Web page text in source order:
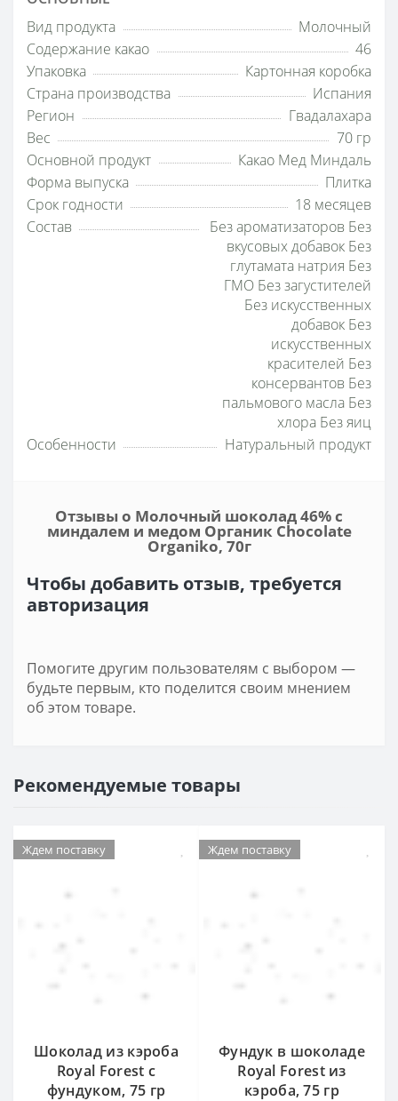
Вид продукта
Молочный
Содержание какао
46
Упаковка
Картонная коробка
Страна производства
Испания
Регион
Гвадалахара
Вес
70 гр
Основной продукт
Какао Мед Миндаль
Форма выпуска
Плитка
Срок годности
18 месяцев
Состав
Без ароматизаторов Без
вкусовых добавок Без
глутамата натрия Без
ГМО Без загустителей
Без искусственных
добавок Без
искусственных
красителей Без
консервантов Без
пальмового масла Без
хлора Без яиц
Особенности
Натуральный продукт
Отзывы о Молочный шоколад 46% с
миндалем и медом Органик Chocolate
Organiko, 70г
Чтобы добавить отзыв, требуется
авторизация
Помогите другим пользователям с выбором —
будьте первым, кто поделится своим мнением
об этом товаре.
Рекомендуемые товары
Ждем поставку
Шоколад из кэроба
Royal Forest с
фундуком, 75 гр
Ждем поставку
Фундук в шоколаде
Royal Forest из
кэроба, 75 гр